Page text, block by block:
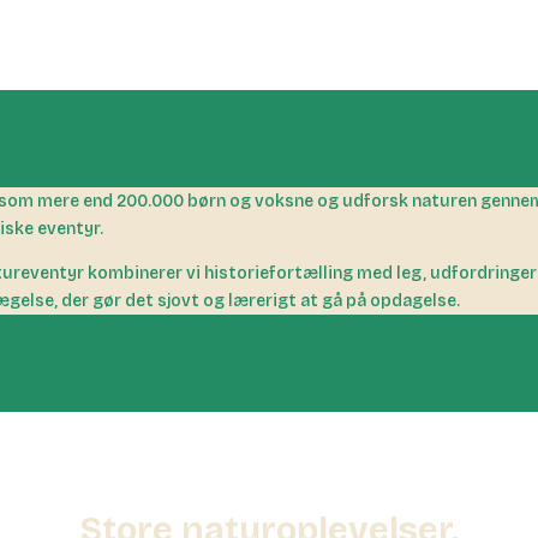
mere end 200.000 børn og voksne og udforsk naturen
eventyr.
kombinerer vi historiefortælling med leg,
der gør det sjovt og lærerigt at gå på opdagelse.